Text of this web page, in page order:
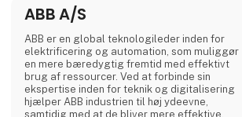
ABB A/S
ABB er en global teknologileder inden for
elektrificering og automation, som muliggør
en mere bæredygtig fremtid med effektivt
brug af ressourcer. Ved at forbinde sin
ekspertise inden for teknik og digitalisering
hjælper ABB industrien til høj ydeevne,
samtidig med at de bliver mere effektive,